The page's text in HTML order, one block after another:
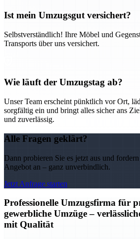
Ist mein Umzugsgut versichert?
Selbstverständlich! Ihre Möbel und
Transports über uns versichert.
Wie läuft der Umzugstag ab?
Unser Team erscheint pünktlich vor Ort,
sorgfältig ein und bringt alles sicher ans
und zuverlässig.
Alle Fragen geklärt?
Dann probieren Sie es jetzt aus und
Angebot an – ganz unverbindlich.
Jetzt Anfrage starten
Professionelle Umzugsfirma für
gewerbliche Umzüge –
mit Qualität